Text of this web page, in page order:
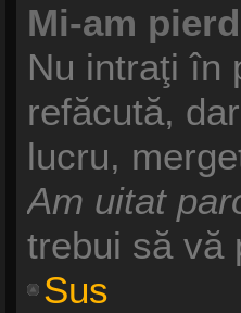
Mi-am
Nu intraţi în
refăcută,
lucru,
Am uitat
trebui să vă
Sus